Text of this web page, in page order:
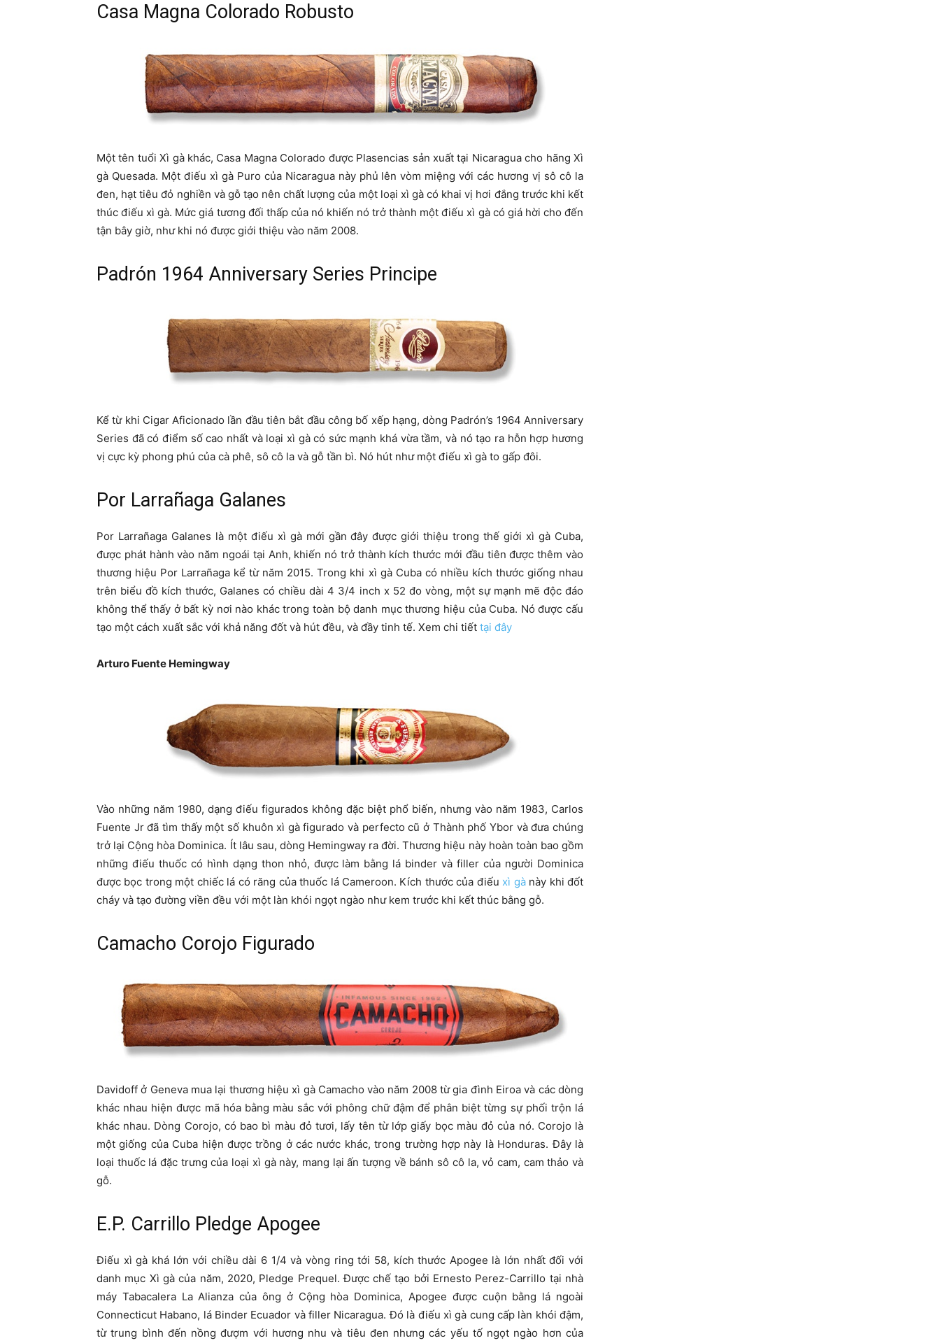
Casa Magna Colorado Robusto
Một tên tuổi Xì gà khác, Casa Magna Colorado được Plasencias sản xuất tại Nicaragua cho hãng Xì
gà Quesada. Một điếu xì gà Puro của Nicaragua này phủ lên vòm miệng với các hương vị sô cô la
đen, hạt tiêu đỏ nghiền và gỗ tạo nên chất lượng của một loại xì gà có khai vị hơi đắng trước khi kết
thúc điếu xì gà. Mức giá tương đối thấp của nó khiến nó trở thành một điếu xì gà có giá hời cho đến
tận bây giờ, như khi nó được giới thiệu vào năm 2008.
Padrón 1964 Anniversary Series Principe
Kể từ khi Cigar Aficionado lần đầu tiên bắt đầu công bố xếp hạng, dòng Padrón’s 1964 Anniversary
Series đã có điểm số cao nhất và loại xì gà có sức mạnh khá vừa tầm, và nó tạo ra hỗn hợp hương
vị cực kỳ phong phú của cà phê, sô cô la và gỗ tần bì. Nó hút như một điếu xì gà to gấp đôi.
Por Larrañaga Galanes
Por Larrañaga Galanes là một điếu xì gà mới gần đây được giới thiệu trong thế giới xì gà Cuba,
được phát hành vào năm ngoái tại Anh, khiến nó trở thành kích thước mới đầu tiên được thêm vào
thương hiệu Por Larrañaga kể từ năm 2015. Trong khi xì gà Cuba có nhiều kích thước giống nhau
trên biểu đồ kích thước, Galanes có chiều dài 4 3/4 inch x 52 đo vòng, một sự mạnh mẽ độc đáo
không thể thấy ở bất kỳ nơi nào khác trong toàn bộ danh mục thương hiệu của Cuba. Nó được cấu
tạo một cách xuất sắc với khả năng đốt và hút đều, và đầy tinh tế. Xem chi tiết tại đây
Arturo Fuente Hemingway
Vào những năm 1980, dạng điếu figurados không đặc biệt phổ biến, nhưng vào năm 1983, Carlos
Fuente Jr đã tìm thấy một số khuôn xì gà figurado và perfecto cũ ở Thành phố Ybor và đưa chúng
trở lại Cộng hòa Dominica. Ít lâu sau, dòng Hemingway ra đời. Thương hiệu này hoàn toàn bao gồm
những điếu thuốc có hình dạng thon nhỏ, được làm bằng lá binder và filler của người Dominica
được bọc trong một chiếc lá có răng của thuốc lá Cameroon. Kích thước của điếu xì gànày khi đốt
cháy và tạo đường viền đều với một làn khói ngọt ngào như kem trước khi kết thúc bằng gỗ.
Camacho Corojo Figurado
Davidoff ở Geneva mua lại thương hiệu xì gà Camacho vào năm 2008 từ gia đình Eiroa và các dòng
khác nhau hiện được mã hóa bằng màu sắc với phông chữ đậm để phân biệt từng sự phối trộn lá
khác nhau. Dòng Corojo, có bao bì màu đỏ tươi, lấy tên từ lớp giấy bọc màu đỏ của nó. Corojo là
một giống của Cuba hiện được trồng ở các nước khác, trong trường hợp này là Honduras. Đây là
loại thuốc lá đặc trưng của loại xì gà này, mang lại ấn tượng về bánh sô cô la, vỏ cam, cam thảo và
gỗ.
E.P. Carrillo Pledge Apogee
Điếu xì gà khá lớn với chiều dài 6 1/4 và vòng ring tới 58, kích thước Apogee là lớn nhất đối với
danh mục Xì gà của năm, 2020, Pledge Prequel. Được chế tạo bởi Ernesto Perez-Carrillo tại nhà
máy Tabacalera La Alianza của ông ở Cộng hòa Dominica, Apogee được cuộn bằng lá ngoài
Connecticut Habano, lá Binder Ecuador và filler Nicaragua. Đó là điếu xì gà cung cấp làn khói đậm,
từ trung bình đến nồng đượm với hương nhu và tiêu đen nhưng các yếu tố ngọt ngào hơn của